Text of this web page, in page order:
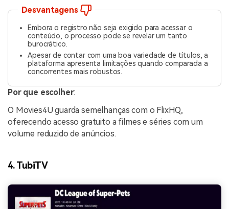
Desvantagens
Embora o registro não seja exigido para acessar o
conteúdo, o processo pode se revelar um tanto
burocrático.
Apesar de contar com uma boa variedade de títulos, a
plataforma apresenta limitações quando comparada a
concorrentes mais robustos.
Por que escolher:
O Movies4U guarda semelhanças com o FlixHQ,
oferecendo acesso gratuito a filmes e séries com um
volume reduzido de anúncios.
4. TubiTV